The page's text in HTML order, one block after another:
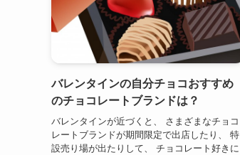
バレンタインの自分チョコおすすめ
のチョコレートブランドは？
バレンタインが近づくと、 さまざまなチョコ
レートブランドが期間限定で出店したり、 特
設売り場が出たりして、 チョコレート好きに